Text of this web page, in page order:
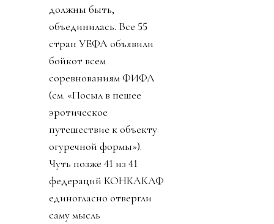
должны быть,
объединилась. Все 55
стран УЕФА объявили
бойкот всем
соревнованиям ФИФА
(см. «Посыл в пешее
эротическое
путешествие к объекту
огуречной формы»).
Чуть позже 41 из 41
федераций КОНКАКАФ
единогласно отвергли
саму мысль